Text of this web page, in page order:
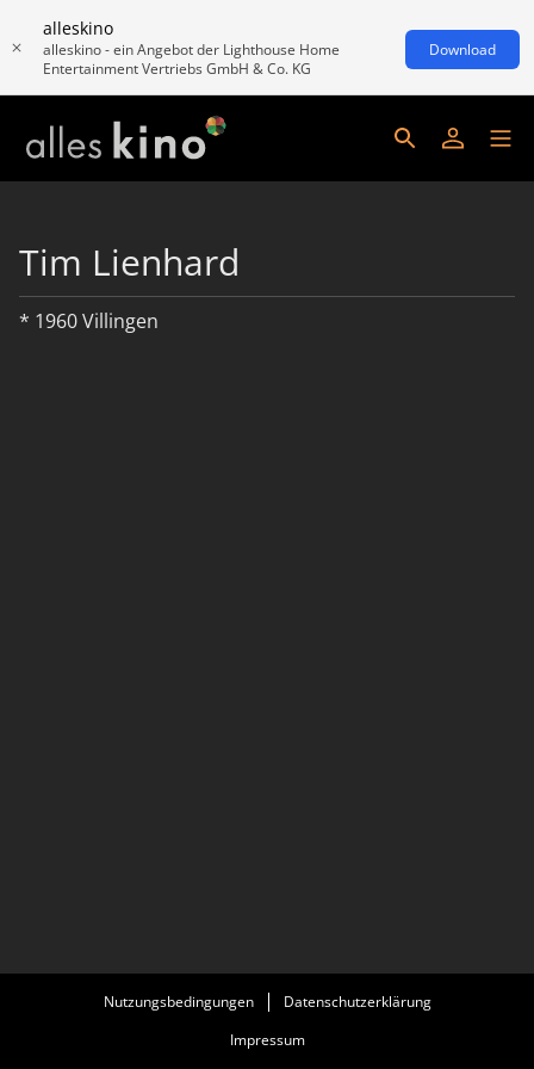
alleskino
alleskino - ein Angebot der Lighthouse Home
Entertainment Vertriebs GmbH & Co. KG
Download
Tim Lienhard
* 1960 Villingen
Nutzungsbedingungen
Datenschutzerklärung
Impressum